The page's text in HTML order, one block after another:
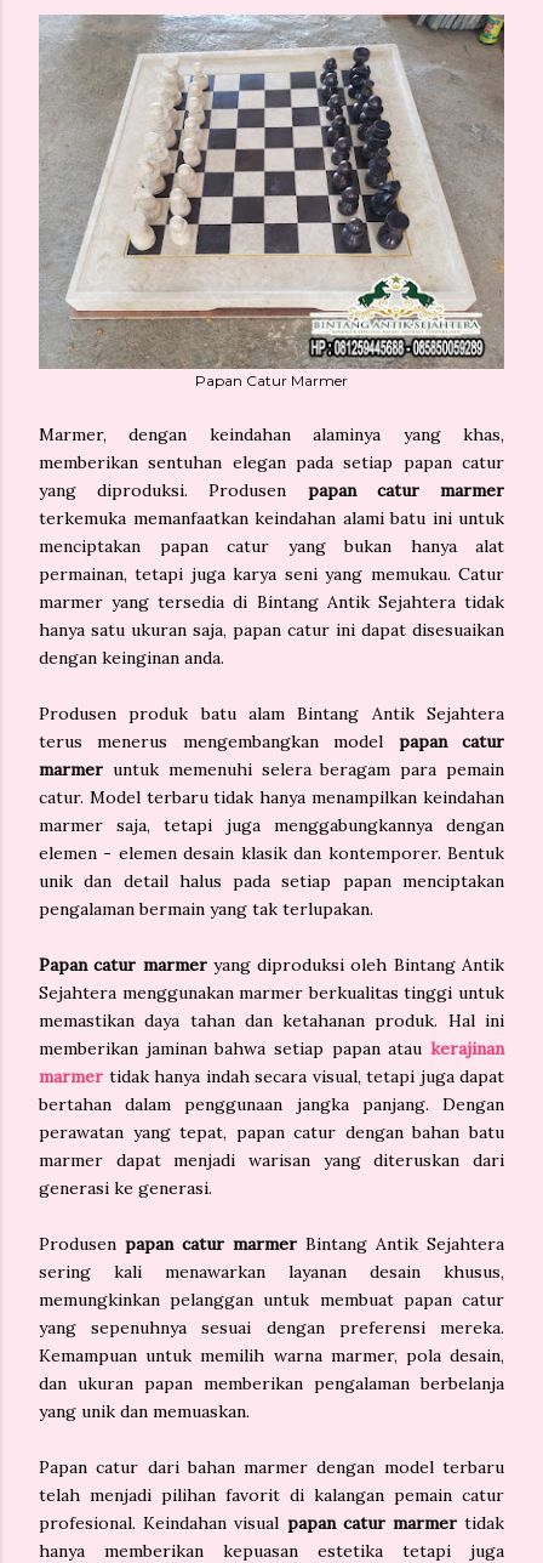
Papan Catur Marmer
Marmer, dengan keindahan alaminya yang khas,
memberikan sentuhan elegan pada setiap papan catur
yang diproduksi. Produsen papan catur marmer
terkemuka memanfaatkan keindahan alami batu ini untuk
menciptakan papan catur yang bukan hanya alat
permainan, tetapi juga karya seni yang memukau. Catur
marmer yang tersedia di Bintang Antik Sejahtera tidak
hanya satu ukuran saja, papan catur ini dapat disesuaikan
dengan keinginan anda.
Produsen produk batu alam Bintang Antik Sejahtera
terus menerus mengembangkan model papan catur
marmer untuk memenuhi selera beragam para pemain
catur. Model terbaru tidak hanya menampilkan keindahan
marmer saja, tetapi juga menggabungkannya dengan
elemen - elemen desain klasik dan kontemporer. Bentuk
unik dan detail halus pada setiap papan menciptakan
pengalaman bermain yang tak terlupakan.
Papan catur marmeryang diproduksi oleh Bintang Antik
Sejahtera menggunakan marmer berkualitas tinggi untuk
memastikan daya tahan dan ketahanan produk. Hal ini
memberikan jaminan bahwa setiap papan atau kerajinan
marmer tidak hanya indah secara visual, tetapi juga dapat
bertahan dalam penggunaan jangka panjang. Dengan
perawatan yang tepat, papan catur dengan bahan batu
marmer dapat menjadi warisan yang diteruskan dari
generasi ke generasi.
Produsen papan catur marmer Bintang Antik Sejahtera
sering kali menawarkan layanan desain khusus,
memungkinkan pelanggan untuk membuat papan catur
yang sepenuhnya sesuai dengan preferensi mereka.
Kemampuan untuk memilih warna marmer, pola desain,
dan ukuran papan memberikan pengalaman berbelanja
yang unik dan memuaskan.
Papan catur dari bahan marmer dengan model terbaru
telah menjadi pilihan favorit di kalangan pemain catur
profesional. Keindahan visual papan catur marmertidak
hanya memberikan kepuasan estetika tetapi juga